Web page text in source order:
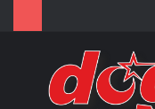
Arama